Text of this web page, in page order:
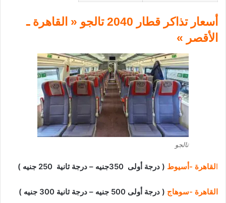
أسعار تذاكر قطار 2040 تالجو « القاهرة ـ
الأقصر »
تالجو
القاهرة -أسيوط ( درجة أولى 350جنيه – درجة ثانية 250 جنيه )
القاهرة -سوهاج ( درجة أولى 500 جنيه – درجة ثانية 300 جنيه )